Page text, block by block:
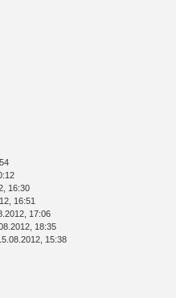
16:30
16:51
17:06
18:35
15:38